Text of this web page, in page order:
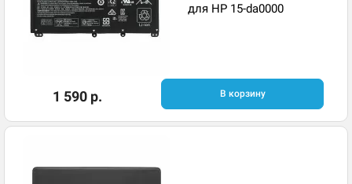
для HP 15-da0000
1 590 р. В корзину